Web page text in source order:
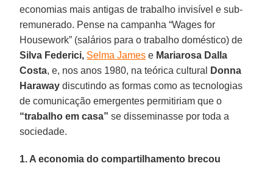
economias mais antigas de trabalho invisível e sub-
remunerado. Pense na campanha “Wages for
Housework” (salários para o trabalho doméstico) de
Silva Federici, Selma James e Mariarosa Dalla
Costa, e, nos anos 1980, na teórica cultural
Donna
Haraway discutindo as formas como as tecnologias
de comunicação emergentes permitiriam que o
“trabalho em casa” se disseminasse por toda a
sociedade.
1. A economia do compartilhamento brecou